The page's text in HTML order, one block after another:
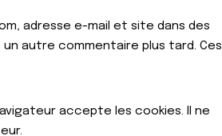
adresse e-mail et site dans des
autre commentaire plus tard. Ces
accepte les cookies. Il ne